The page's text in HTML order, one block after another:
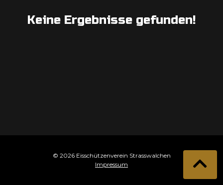
Keine Ergebnisse gefunden!
© 2026 Eisschützenverein Strasswalchen
Impressum